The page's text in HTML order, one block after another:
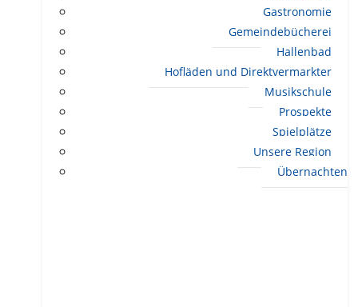
Gastronomie
Gemeindebücherei
Hallenbad
Hofläden und Direktvermarkter
Musikschule
Prospekte
Spielplätze
Unsere Region
Übernachten